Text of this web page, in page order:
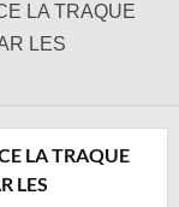
LA TRAQUE
LES
LA TRAQUE
LES